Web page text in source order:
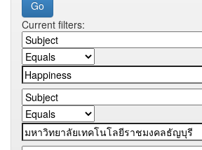
Current filters: